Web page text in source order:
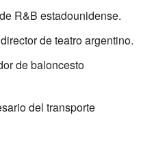
R&B estadounidense.
de teatro argentino.
de baloncesto
del transporte